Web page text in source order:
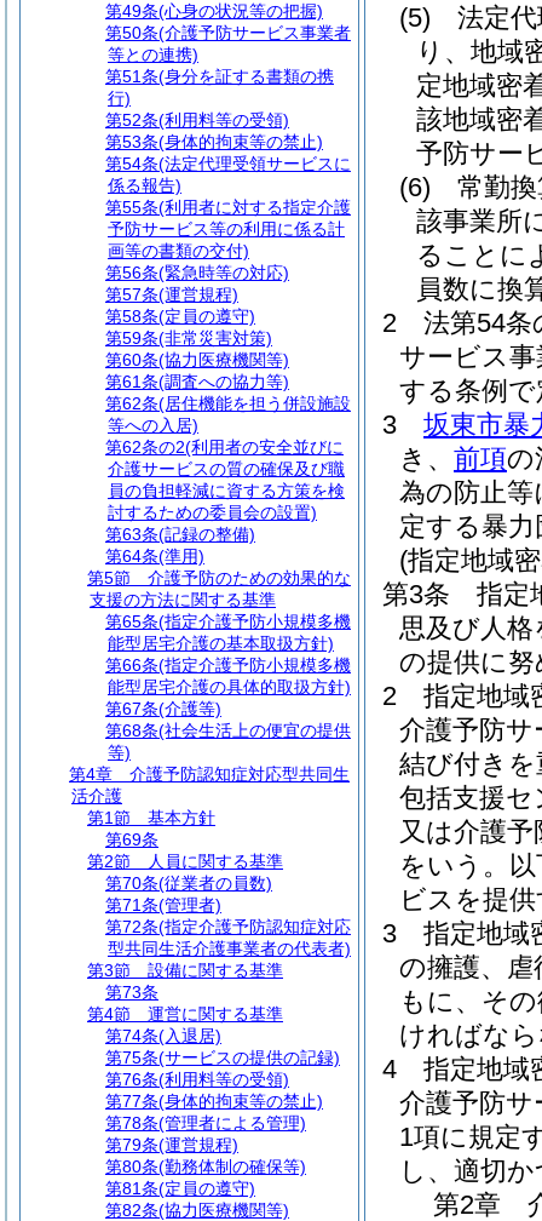
(5)
法定
り、地域
定地域密
該地域密
予防サー
(6)
常勤
該事業所
ることに
員数に換
2
法第54条
サービス
する条例
3
坂東市暴
き、 前項の
為の防止
定する暴
(指定地域
第3条
指定
思及び人
の提供に
2
指定地域
介護予防
結び付きを
包括支援
又は介護
をいう。
ビスを提
3
指定地域
の擁護、
もに、そ
ければな
4
指定地域
介護予防
1項に規定
し、適切
第2章
第49条(心身の状況等の把握)
第50条(介護予防サービス事業者
等との連携)
第51条(身分を証する書類の携
行)
第52条(利用料等の受領)
第53条(身体的拘束等の禁止)
第54条(法定代理受領サービスに
係る報告)
第55条(利用者に対する指定介護
予防サービス等の利用に係る計
画等の書類の交付)
第56条(緊急時等の対応)
第57条(運営規程)
第58条(定員の遵守)
第59条(非常災害対策)
第60条(協力医療機関等)
第61条(調査への協力等)
第62条(居住機能を担う併設施設
等への入居)
第62条の2(利用者の安全並びに
介護サービスの質の確保及び職
員の負担軽減に資する方策を検
討するための委員会の設置)
第63条(記録の整備)
第64条(準用)
第5節
介護予防のための効果的な
支援の方法に関する基準
第65条(指定介護予防小規模多機
能型居宅介護の基本取扱方針)
第66条(指定介護予防小規模多機
能型居宅介護の具体的取扱方針)
第67条(介護等)
第68条(社会生活上の便宜の提供
等)
第4章
介護予防認知症対応型共同生
活介護
第1節
基本方針
第69条
第2節
人員に関する基準
第70条(従業者の員数)
第71条(管理者)
第72条(指定介護予防認知症対応
型共同生活介護事業者の代表者)
第3節
設備に関する基準
第73条
第4節
運営に関する基準
第74条(入退居)
第75条(サービスの提供の記録)
第76条(利用料等の受領)
第77条(身体的拘束等の禁止)
第78条(管理者による管理)
第79条(運営規程)
第80条(勤務体制の確保等)
第81条(定員の遵守)
第82条(協力医療機関等)